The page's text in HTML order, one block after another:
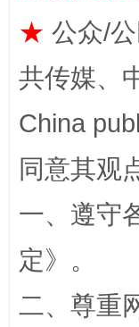
揭批美
解纷+调解
★ 公众/
共传媒、
China
同意其观
一、遵守
定》。
二、尊重